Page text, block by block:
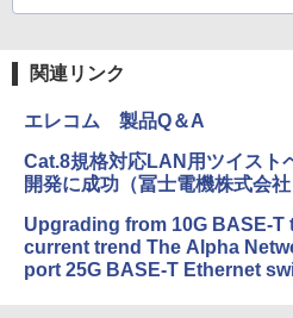
関連リンク
エレコム 製品Q＆A
Cat.8規格対応LAN用ツイスト
開発に成功（冨士電機株式会社
Upgrading from 10G BASE-T
current trend The Alpha
port 25G BASE-T Ethernet